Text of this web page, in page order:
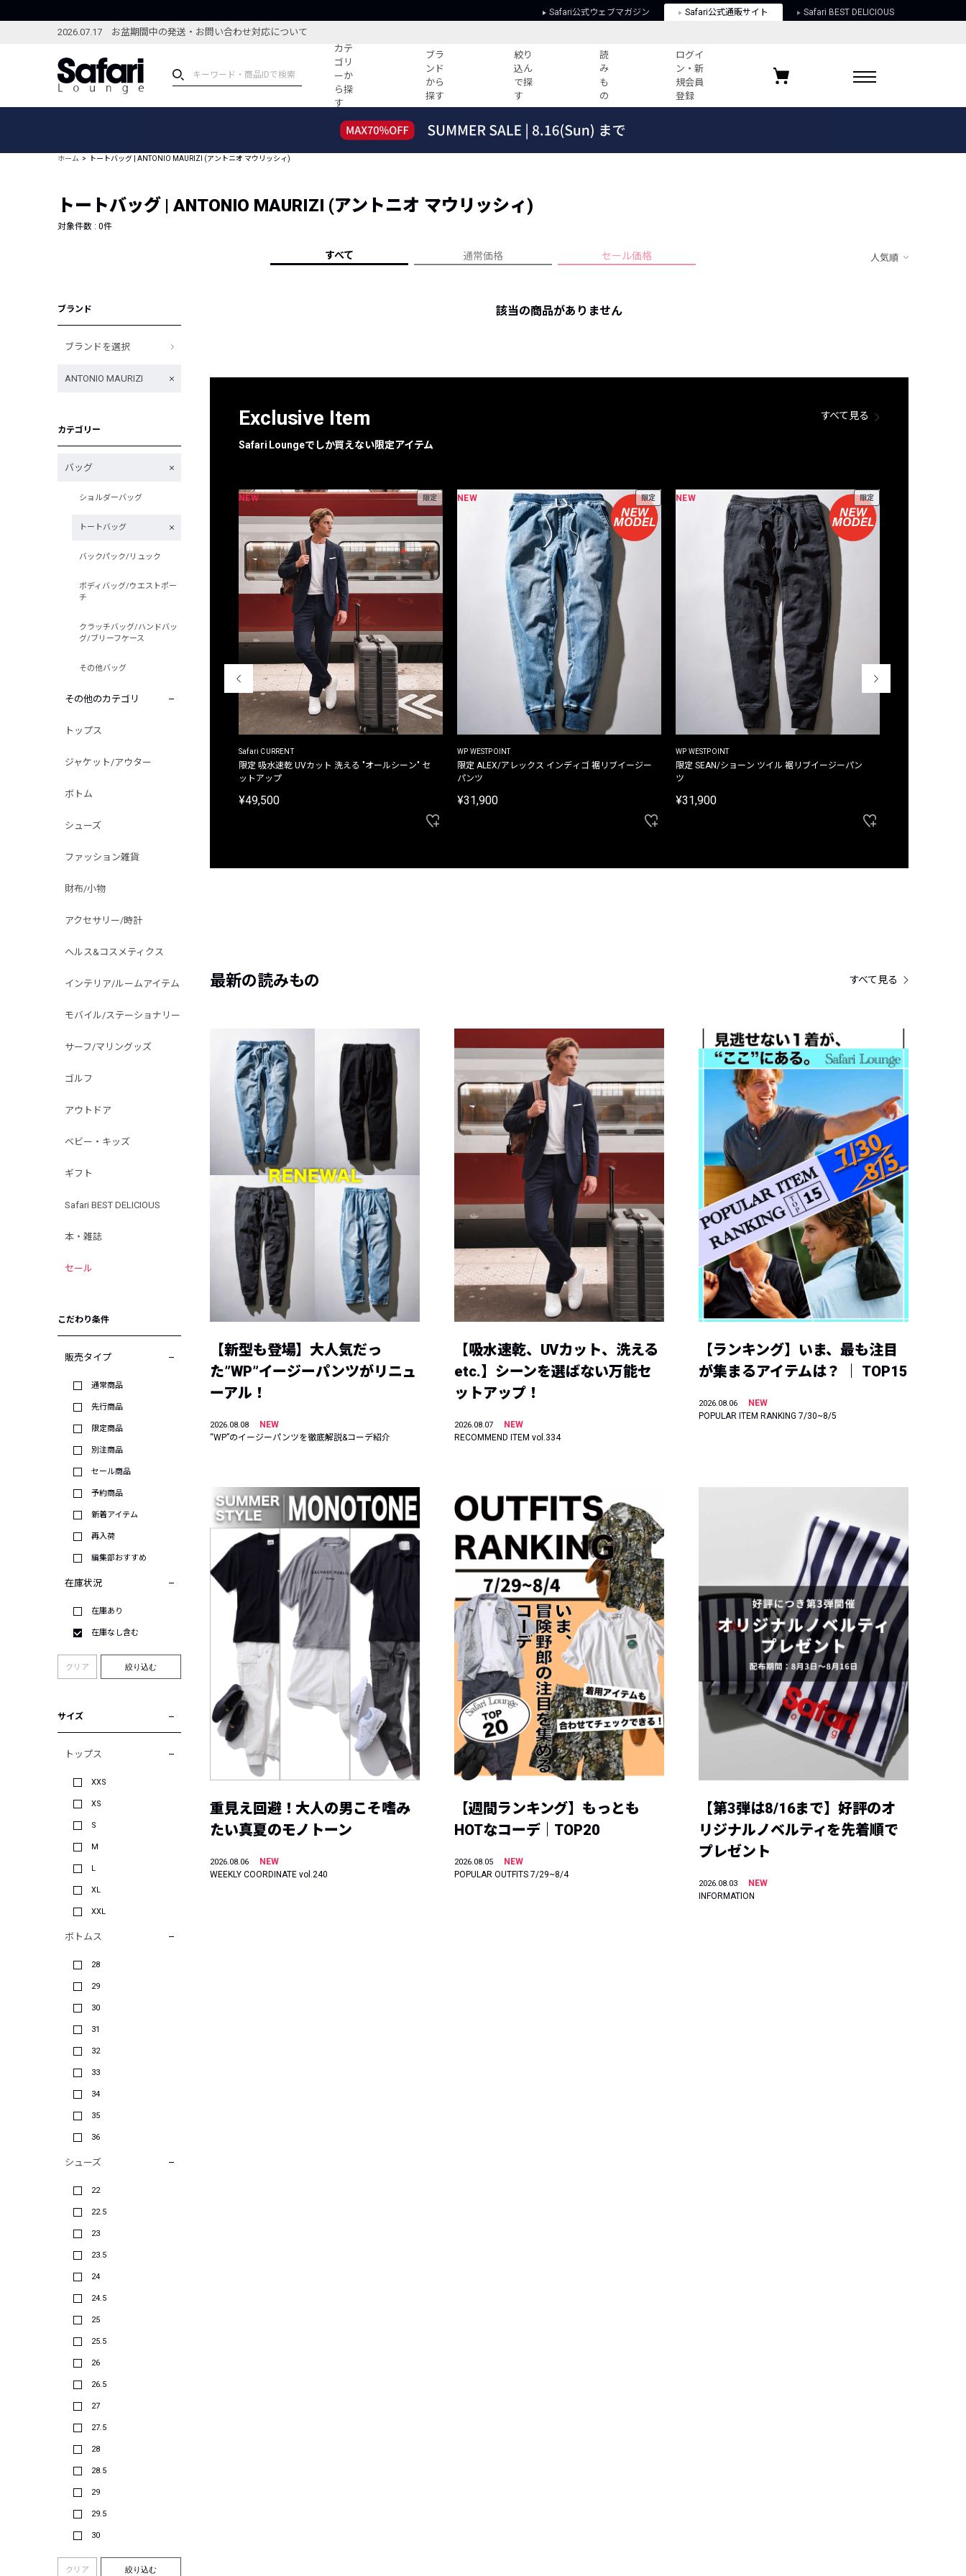
Safari公式ウェブマガジン Safari公式通販サイト Safari BEST DELICIOUS
2026.07.17 お盆期間中の発送・お問い合わせ対応について
カテ
ゴリ
ーか
ら探
す
ブラ
ンド
から
探す
絞り
込ん
で探
す
読
み
も
の
ログイ
ン・新
規会員
登録
ブランドから探す
新着アイテム
編集部のおすすめアイテム
特集記事
コーディネート
すべての記事
ーデ紹介
HOTなコーデ TOP20
人気記事ランキング
フォーカスブランド
プライバシーポリシー
お気に入りブランド
ホーム トートバッグ | ANTONIO MAURIZI (アントニオ マウリッシィ)
トートバッグ | ANTONIO MAURIZI (アントニオ マウリッシィ)
対象件数 : 0件
すべて 通常価格 セール価格 人気順
ブランド
ブランドを選択
ANTONIO MAURIZI
カテゴリー
バッグ
ショルダーバッグ
トートバッグ
バックパック/リュック
ボディバッグ/ウエストポー
チ
クラッチバッグ/ハンドバッ
グ/ブリーフケース
その他バッグ
その他のカテゴリ
トップス
ジャケット/アウター
ボトム
シューズ
ファッション雑貨
財布/小物
アクセサリー/時計
ヘルス&コスメティクス
インテリア/ルームアイテム
モバイル/ステーショナリー
サーフ/マリングッズ
ゴルフ
アウトドア
ベビー・キッズ
ギフト
Safari BEST DELICIOUS
本・雑誌
セール
こだわり条件
販売タイプ
通常商品
先行商品
限定商品
別注商品
セール商品
予約商品
新着アイテム
再入荷
編集部おすすめ
在庫状況
在庫あり
在庫なし含む
クリア 絞り込む
サイズ
トップス
XXS
XS
S
M
L
XL
XXL
ボトムス
28
29
30
31
32
33
34
35
36
シューズ
22
22.5
23
23.5
24
24.5
25
25.5
26
26.5
27
27.5
28
28.5
29
29.5
30
クリア 絞り込む
該当の商品がありません
Exclusive Item
Safari Loungeでしか買えない限定アイテム
すべて見る
別注限定 フード付き チェックシャツジャケット
NEW 限定
Safari CURRENT
限定 吸水速乾 UVカット 洗える "オールシーン" セ
ットアップ
¥49,500
NEW 限定
WP WESTPOINT
限定 ALEX/アレックス インディゴ 裾リブイージー
パンツ
¥31,900
NEW 限定
WP WESTPOINT
限定 SEAN/ショーン ツイル 裾リブイージーパン
ツ
¥31,900
最新の読みもの すべて見る
【新型も登場】大人気だっ
た”WP”イージーパンツがリニュ
ーアル！
2026.08.08
NEW
“WP”のイージーパンツを徹底解説&コーデ紹介
【吸水速乾、UVカット、洗える
etc.】シーンを選ばない万能セ
ットアップ！
2026.08.07
NEW
RECOMMEND ITEM vol.334
【ランキング】いま、最も注目
が集まるアイテムは？ ｜ TOP15
2026.08.06
NEW
POPULAR ITEM RANKING 7/30~8/5
重見え回避！大人の男こそ嗜み
たい真夏のモノトーン
2026.08.06
NEW
WEEKLY COORDINATE vol.240
【週間ランキング】もっとも
HOTなコーデ｜TOP20
2026.08.05
NEW
POPULAR OUTFITS 7/29~8/4
【第3弾は8/16まで】好評のオ
リジナルノベルティを先着順で
プレゼント
2026.08.03
NEW
INFORMATION